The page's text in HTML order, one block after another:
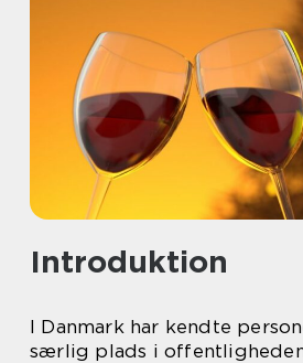
Introduktion
I Danmark har kendte
særlig plads i